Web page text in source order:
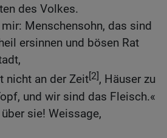
des Volkes.
Menschensohn, das sind
ersinnen und bösen Rat
nicht an der Zeit[2], Häuser zu
und wir sind das Fleisch.«
sie! Weissage,